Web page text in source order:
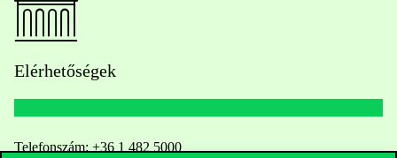
Elérhetőségek
Telefonszám: +36 1 482 5000